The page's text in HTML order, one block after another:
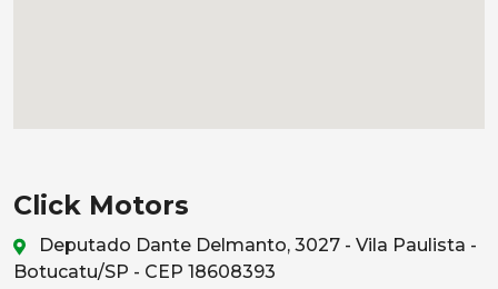
Click Motors
Deputado Dante Delmanto, 3027 - Vila Paulista -
Botucatu/SP - CEP 18608393